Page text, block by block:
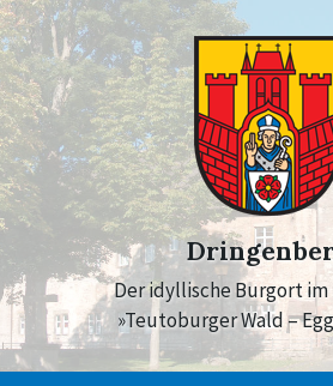
Skip
to
content
Skip
to
main
navigation
Skip
to
footer
Der idyllische Burgort
»Teutoburger Wald –